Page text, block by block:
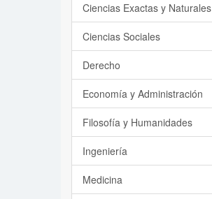
Ciencias Exactas y Naturales
Ciencias Sociales
Derecho
Economía y Administración
Filosofía y Humanidades
Ingeniería
Medicina